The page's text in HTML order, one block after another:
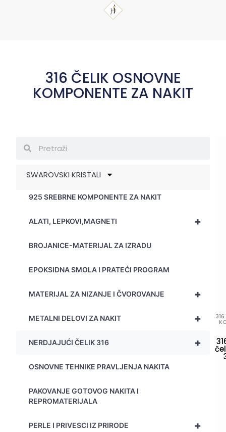
316 ČELIK OSNOVNE
KOMPONENTE ZA NAKIT
SWAROVSKI KRISTALI
925 SREBRNE KOMPONENTE ZA NAKIT
+
ALATI, LEPKOVI,MAGNETI
BROJANICE-MATERIJAL ZA IZRADU
EPOKSIDNA SMOLA I PRATEĆI PROGRAM
+
MATERIJAL ZA NIZANJE I ČVOROVANJE
+
METALNI DELOVI ZA NAKIT
+
NERDJAJUĆI ČELIK 316
OSNOVNE TEHNIKE PRAVLJENJA NAKITA
PAKOVANJE GOTOVOG NAKITA I
REPROMATERIJALA
+
PERLE I PRIVESCI IZ PRIRODE